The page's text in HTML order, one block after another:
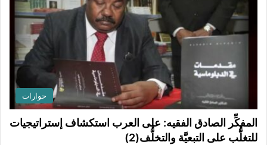
حوارات
المفكِّر الصادق الفقيه: على العرب استكشاف إستراتيجيات
للتغلُّب على التبعيَّة والتخلُّف(2)